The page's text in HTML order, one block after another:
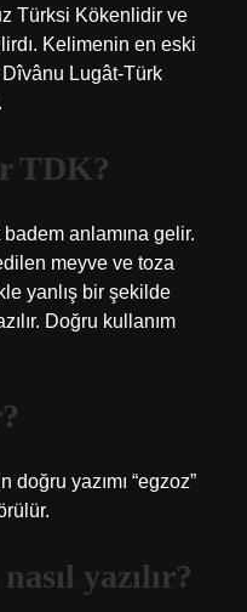
Türksi Kökenlidir ve
Kelimenin en eski
Lugât-Türk
TDK?
anlamına gelir.
meyve ve toza
yanlış bir şekilde
Doğru kullanım
yazımı “egzoz”
yazılır?